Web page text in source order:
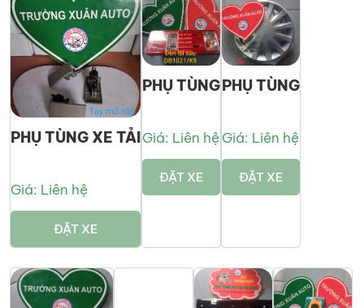
PHỤ TÙNG XE TẢI
Giá: Liên hệ
ĐẶT XE
PHỤ TÙNG
Giá: Liên hệ
ĐẶT XE
PHỤ TÙNG
Giá: Liên hệ
ĐẶT XE